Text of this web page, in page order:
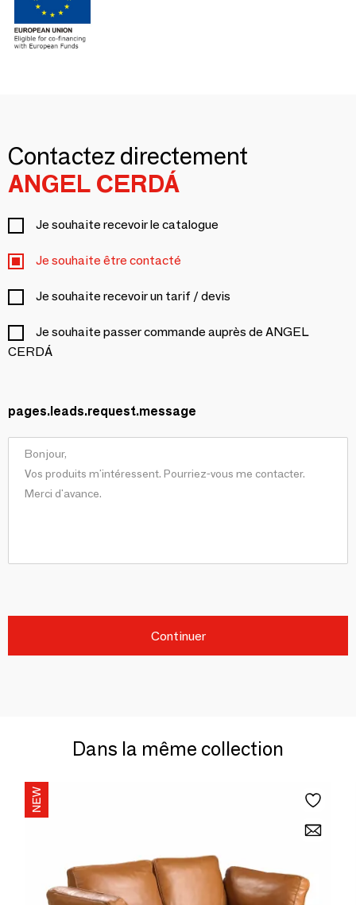
Contactez directement
ANGEL CERDÁ
Je souhaite recevoir le catalogue
Je souhaite être contacté
Je souhaite recevoir un tarif / devis
Je souhaite passer commande auprès de ANGEL
CERDÁ
pages.leads.request.message
Continuer
Dans la même collection